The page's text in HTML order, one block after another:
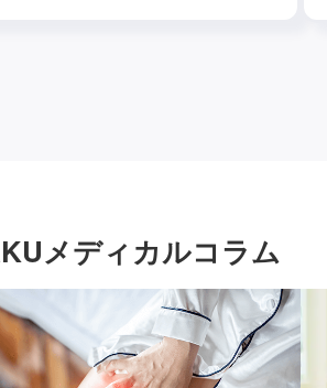
メディカルコラム